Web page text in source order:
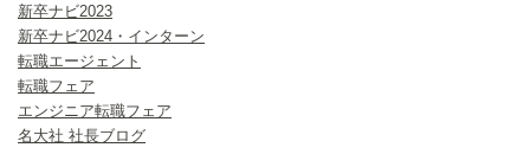
新卒ナビ2023
新卒ナビ2024・インターン
転職エージェント
転職フェア
エンジニア転職フェア
名大社 社長ブログ